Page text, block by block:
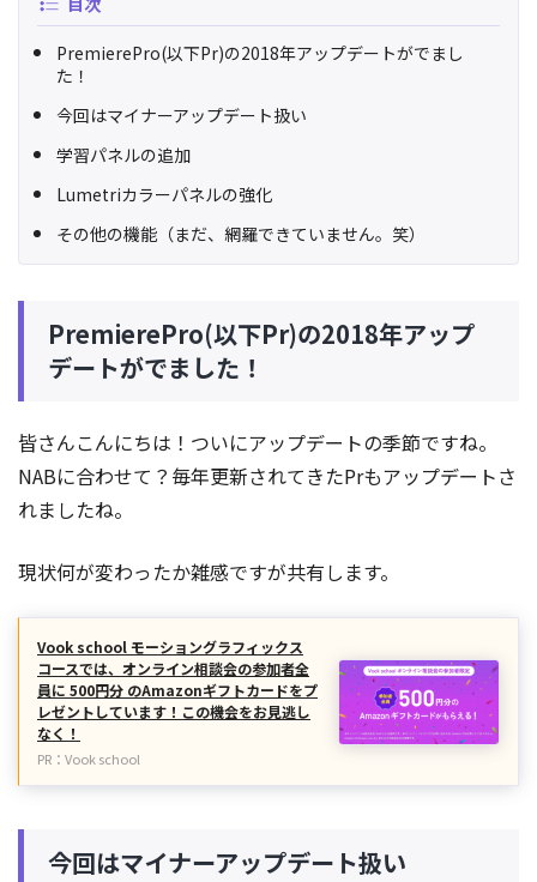
PremierePro(以下Pr)の2018年アップデートがでまし
た！
今回はマイナーアップデート扱い
学習パネルの追加
Lumetriカラーパネルの強化
その他の機能（まだ、網羅できていません。笑）
PremierePro(以下Pr)の2018年アップ
デートがでました！
皆さんこんにちは！ついにアップデートの季節ですね。
NABに合わせて？毎年更新されてきたPrもアップデートさ
れましたね。
現状何が変わったか雑感ですが共有します。
Vook school モーショングラフィックス
コースでは、オンライン相談会の参加者全
員に 500円分 のAmazonギフトカードをプ
レゼントしています！この機会をお見逃し
なく！
PR：Vook school
今回はマイナーアップデート扱い